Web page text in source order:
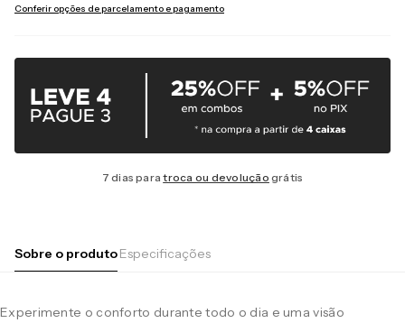
Conferir opções de parcelamento e pagamento
7 dias paratroca ou devolução grátis
Sobre o produtoEspecificações
Experimente o conforto durante todo o dia e uma visão